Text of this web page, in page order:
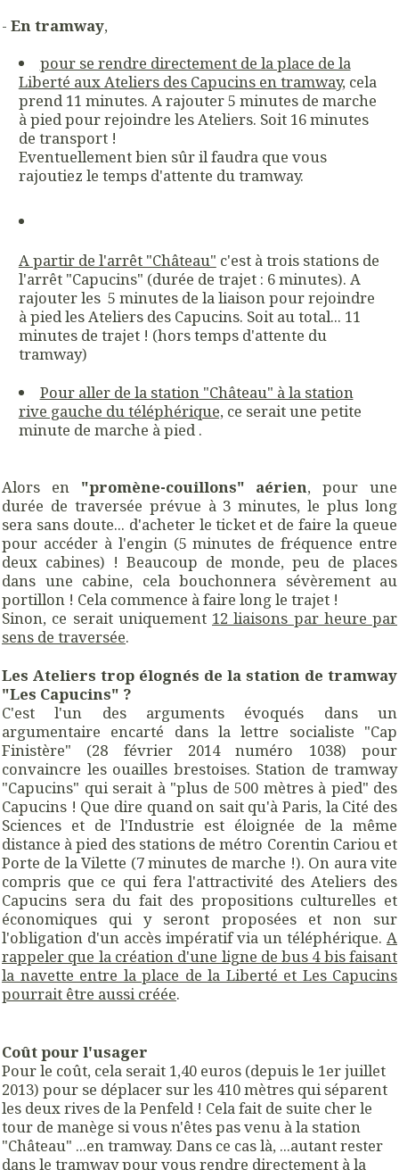
- En tramway,
pour se rendre directement de la place de la
Liberté aux Ateliers des Capucins en tramway, cela
prend 11 minutes. A rajouter 5 minutes de marche
à pied pour rejoindre les Ateliers. Soit 16 minutes
de transport !
Eventuellement bien sûr il faudra que vous
rajoutiez le temps d'attente du tramway.
A partir de l'arrêt "Château" c'est à trois stations de
l'arrêt "Capucins" (durée de trajet : 6 minutes). A
rajouter les 5 minutes de la liaison pour rejoindre
à pied les Ateliers des Capucins. Soit au total... 11
minutes de trajet ! (hors temps d'attente du
tramway)
Pour aller de la station "Château" à la station
rive gauche du téléphérique,ce serait une petite
minute de marche à pied .
Alors en "promène-couillons" aérien, pour une
durée de traversée prévue à 3 minutes, le plus long
sera sans doute... d'acheter le ticket et de faire la queue
pour accéder à l'engin (5 minutes de fréquence entre
deux cabines) ! Beaucoup de monde, peu de places
dans une cabine, cela bouchonnera sévèrement au
portillon ! Cela commence à faire long le trajet !
Sinon, ce serait uniquement 12 liaisons par heure par
sens de traversée.
Les Ateliers trop élognés de la station de tramway
"Les Capucins" ?
C'est l'un des arguments évoqués dans un
argumentaire encarté dans la lettre socialiste "Cap
Finistère" (28 février 2014 numéro 1038) pour
convaincre les ouailles brestoises. Station de tramway
"Capucins" qui serait à "plus de 500 mètres à pied" des
Capucins ! Que dire quand on sait qu'à Paris, la Cité des
Sciences et de l'Industrie est éloignée de la même
distance à pied des stations de métro Corentin Cariou et
Porte de la Vilette (7 minutes de marche !). On aura vite
compris que ce qui fera l'attractivité des Ateliers des
Capucins sera du fait des propositions culturelles et
économiques qui y seront proposées et non sur
l'obligation d'un accès impératif via un téléphérique. A
rappeler que la création d'une ligne de bus 4 bis faisant
la navette entre la place de la Liberté et Les Capucins
pourrait être aussi créée.
Coût pour l'usager
Pour le coût, cela serait 1,40 euros (depuis le 1er juillet
2013) pour se déplacer sur les 410 mètres qui séparent
les deux rives de la Penfeld ! Cela fait de suite cher le
tour de manège si vous n'êtes pas venu à la station
"Château" ...en tramway. Dans ce cas là, ...autant rester
dans le tramway pour vous rendre directement à la